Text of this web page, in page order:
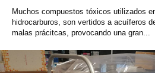
Agenda
English Català
Muchos compuestos tóxicos utilizados
hidrocarburos, son vertidos a acuíferos
malas prácitcas, provocando una gran...